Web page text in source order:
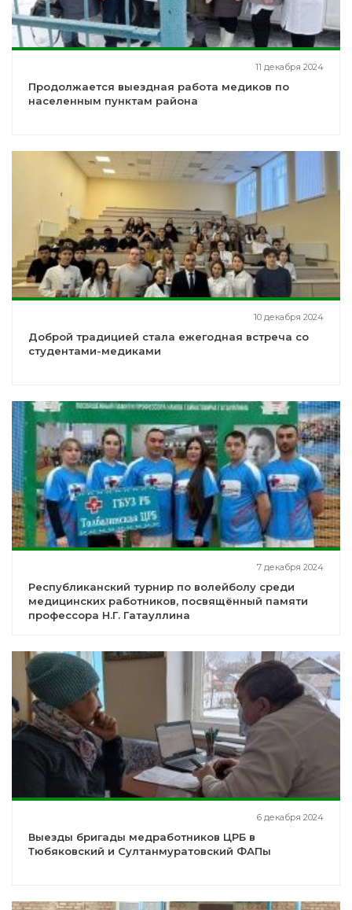
11 декабря 2024
Продолжается выездная работа медиков по
населенным пунктам района
10 декабря 2024
Доброй традицией стала ежегодная встреча со
студентами-медиками
7 декабря 2024
Республиканский турнир по волейболу среди
медицинских работников, посвящённый памяти
профессора Н.Г. Гатауллина
6 декабря 2024
Выезды бригады медработников ЦРБ в
Тюбяковский и Султанмуратовский ФАПы